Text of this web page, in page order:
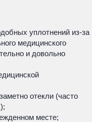
уплотнений из-за
медицинского
и довольно
отекли (часто
месте;